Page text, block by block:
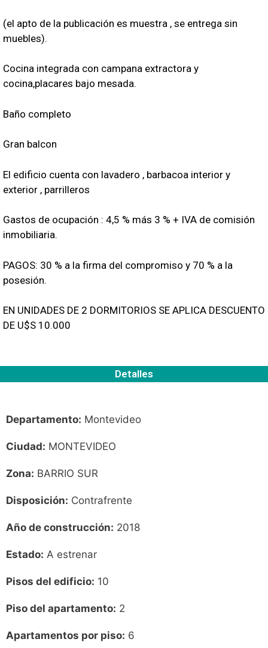
(el apto de la publicación es muestra , se entrega sin
muebles).
Cocina integrada con campana extractora y
cocina,placares bajo mesada.
Baño completo
Gran balcon
El edificio cuenta con lavadero , barbacoa interior y
exterior , parrilleros
Gastos de ocupación : 4,5 % más 3 % + IVA de comisión
inmobiliaria.
PAGOS: 30 % a la firma del compromiso y 70 % a la
posesión.
EN UNIDADES DE 2 DORMITORIOS SE APLICA DESCUENTO
DE U$S 10.000
Detalles
Departamento: Montevideo
Ciudad: MONTEVIDEO
Zona: BARRIO SUR
Disposición: Contrafrente
Año de construcción: 2018
Estado: A estrenar
Pisos del edificio: 10
Piso del apartamento: 2
Apartamentos por piso: 6